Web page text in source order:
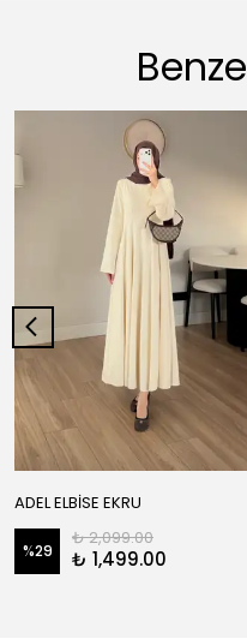
ADEL ELBİSE EKRU
%29
₺ 2,099.00
₺ 1,499.00